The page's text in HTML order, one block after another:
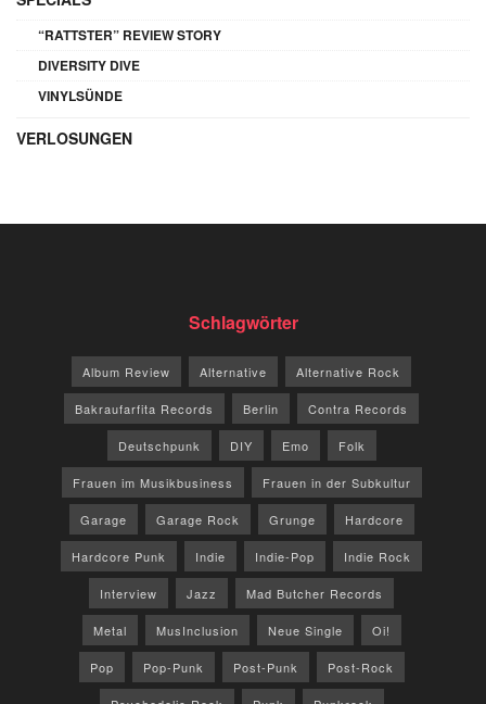
“RATTSTER” REVIEW STORY
DIVERSITY DIVE
VINYLSÜNDE
VERLOSUNGEN
Schlagwörter
Album Review Alternative Alternative Rock
Bakraufarfita Records Berlin Contra Records
Deutschpunk DIY Emo Folk
Frauen im Musikbusiness Frauen in der Subkultur
Garage Garage Rock Grunge Hardcore
Hardcore Punk Indie Indie-Pop Indie Rock
Interview Jazz Mad Butcher Records
Metal MusInclusion Neue Single Oi!
Pop Pop-Punk Post-Punk Post-Rock